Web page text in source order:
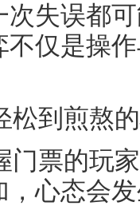
失误都
不仅是操
松到煎熬
门票的玩
心态会